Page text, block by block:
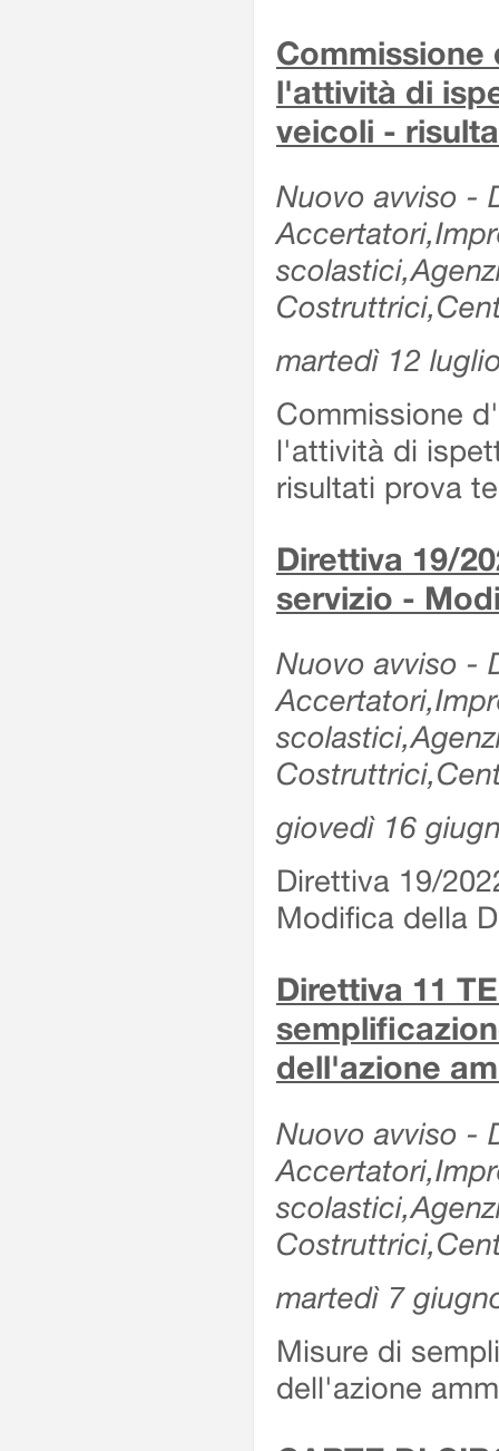
l'attività di
veicoli -
Nuovo avviso -
martedì 12
Commissione
l'attività di
risultati prova
Direttiva 19/
servizio -
Nuovo avviso -
giovedì 16
Direttiva 19/
Modifica della
Direttiva 11
dell'azione
Nuovo avviso -
martedì 7
Misure di
dell'azione